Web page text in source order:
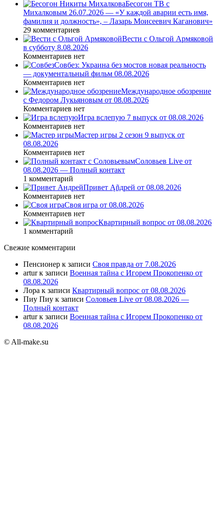
Бесогон ТВ с
Михалковым 26.07.2026 — «У каждой аварии есть имя,
фамилия и должность», – Лазарь Моисеевич Каганович»
29 комментариев
Вести с Ольгой Армяковой
в субботу 8.08.2026
Комментариев нет
Совбез: Украина без мостов новая реальность
— документальный фильм 08.08.2026
Комментариев нет
Международное обозрение
с Федором Лукьяновым от 08.08.2026
Комментариев нет
Игра вслепую 7 выпуск от 08.08.2026
Комментариев нет
Мастер игры 2 сезон 9 выпуск от
08.08.2026
Комментариев нет
Соловьев Live от
08.08.2026 — Полный контакт
1 комментарий
Привет Ąñдpей от 08.08.2026
Комментариев нет
Своя игра от 08.08.2026
Комментариев нет
Квартирный вопрос от 08.08.2026
1 комментарий
Свежие комментарии
Пенсионер к записи Своя правда от 7.08.2026
arturк записи Военная тайна с Игорем Прокопенко от
08.08.2026
Лора к записи Квартирный вопрос от 08.08.2026
Пиу Пиу к записи Соловьев Live от 08.08.2026 —
Полный контакт
arturк записи Военная тайна с Игорем Прокопенко от
08.08.2026
© All-make.su